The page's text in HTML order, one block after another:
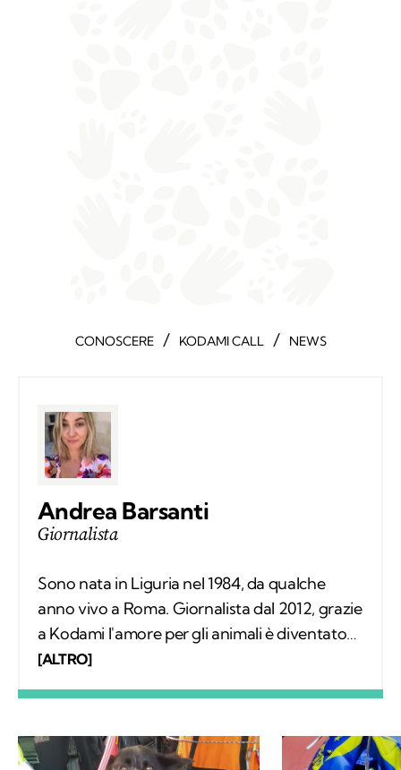
CONOSCERE / KODAMI CALL / NEWS
Andrea Barsanti
Giornalista
Sono nata in Liguria nel 1984, da qualche
anno vivo a Roma. Giornalista dal 2012, grazie
a Kodami l'amore per gli animali è diventato
un lavoro attraverso cui provo a fare la
libero tanti libri, qualche viaggio e una
continua scoperta di ciò che mi circonda.
[ALTRO]